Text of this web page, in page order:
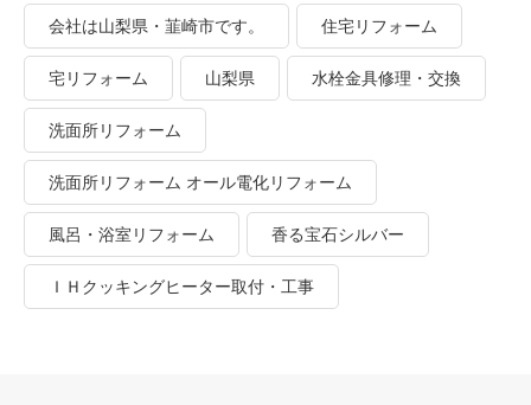
会社は山梨県・韮崎市です。 住宅リフォーム
宅リフォーム 山梨県 水栓金具修理・交換
洗面所リフォーム
洗面所リフォーム オール電化リフォーム
風呂・浴室リフォーム 香る宝石シルバー
ＩＨクッキングヒーター取付・工事